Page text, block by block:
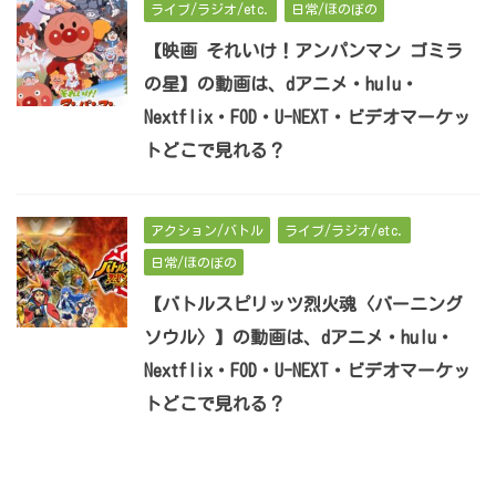
ライブ/ラジオ/etc. 日常/ほのぼの
【映画 それいけ！アンパンマン ゴミラ
の星】の動画は、dアニメ・hulu・
Nextflix・FOD・U-NEXT・ビデオマーケッ
トどこで見れる？
アクション/バトル ライブ/ラジオ/etc.
日常/ほのぼの
【バトルスピリッツ烈火魂〈バーニング
ソウル〉】の動画は、dアニメ・hulu・
Nextflix・FOD・U-NEXT・ビデオマーケッ
トどこで見れる？